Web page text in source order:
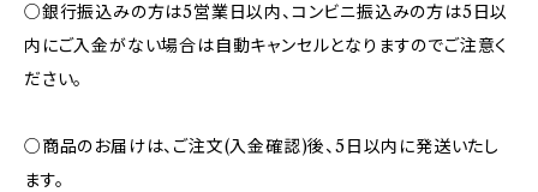
○銀行振込みの方は5営業日以内、コンビニ振込みの方は5日以
内にご入金がない場合は自動キャンセルとなりますのでご注意く
ださい。
○商品のお届けは、ご注文(入金確認)後、5日以内に発送いたし
ます。